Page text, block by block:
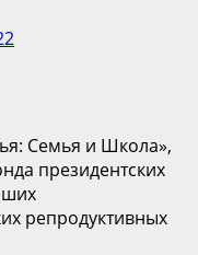
Семья и Школа»,
президентских
репродуктивных